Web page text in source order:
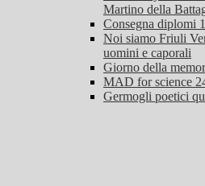
Martino della
Consegna diplomi
Noi siamo Friuli
uomini e caporali
Giorno della
MAD for science
Germogli poetici